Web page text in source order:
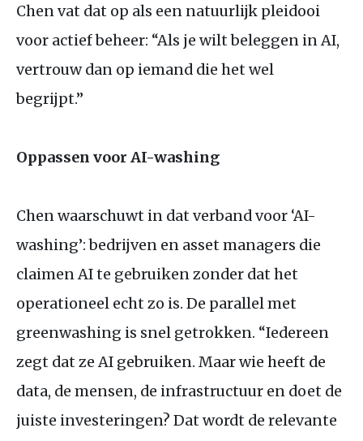
Chen vat dat op als een natuurlijk pleidooi
voor actief beheer: “Als je wilt beleggen in AI,
vertrouw dan op iemand die het wel
begrijpt.”
Oppassen voor AI-washing
Chen waarschuwt in dat verband voor ‘AI-
washing’: bedrijven en asset managers die
claimen AIte gebruiken zonder dat het
operationeel echt zo is. De parallel met
greenwashing is snel getrokken. “Iedereen
zegt dat ze AI gebruiken. Maar wie heeft de
data, de mensen, de infrastructuur en doet de
juiste investeringen? Dat wordt de relevante